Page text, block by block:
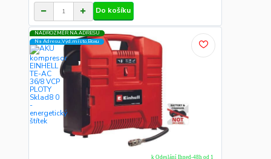
Do košíku
NADROZMĚR NA ADRESU
Na Adresu,Výd.místo,Boxu
k Odeslání Ihned-48h od 1